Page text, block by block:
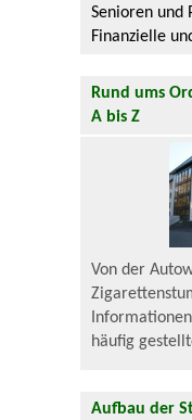
Senioren und
Finanzielle
Rund ums
A bis Z
Von der
häufig
Aufbau der